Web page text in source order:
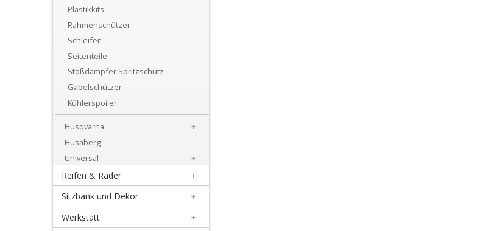
Sherco
Triumph
Plastikkits
Rahmenschützer
Schleifer
Seitenteile
Stoßdämpfer Spritzschutz
Gabelschützer
Kühlerspoiler
Husqvarna
+
Husaberg
Universal
+
Reifen & Räder +
Sitzbank und Dekor +
Werkstatt +